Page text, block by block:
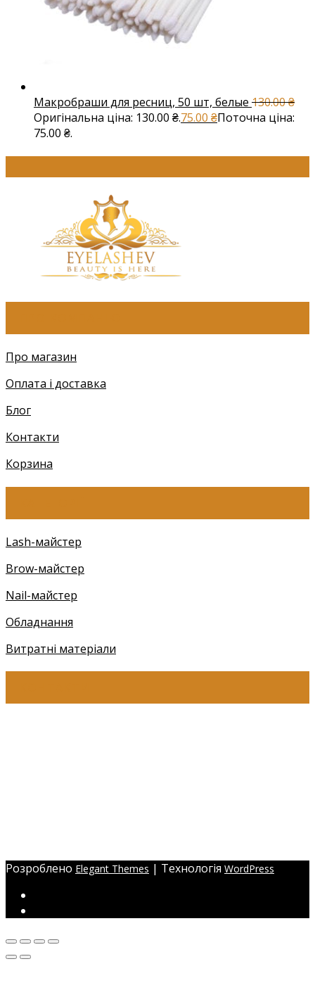
Макробраши для ресниц, 50 шт, белые 130.00₴
Оригінальна ціна: 130.00 ₴.75.00 ₴Поточна ціна:
75.00 ₴.
Про магазин
Оплата і доставка
Блог
Контакти
Корзина
Lash-майстер
Brow-майстер
Nail-майстер
Обладнання
Витратні матеріали
Розроблено Elegant Themes | Технологія WordPress